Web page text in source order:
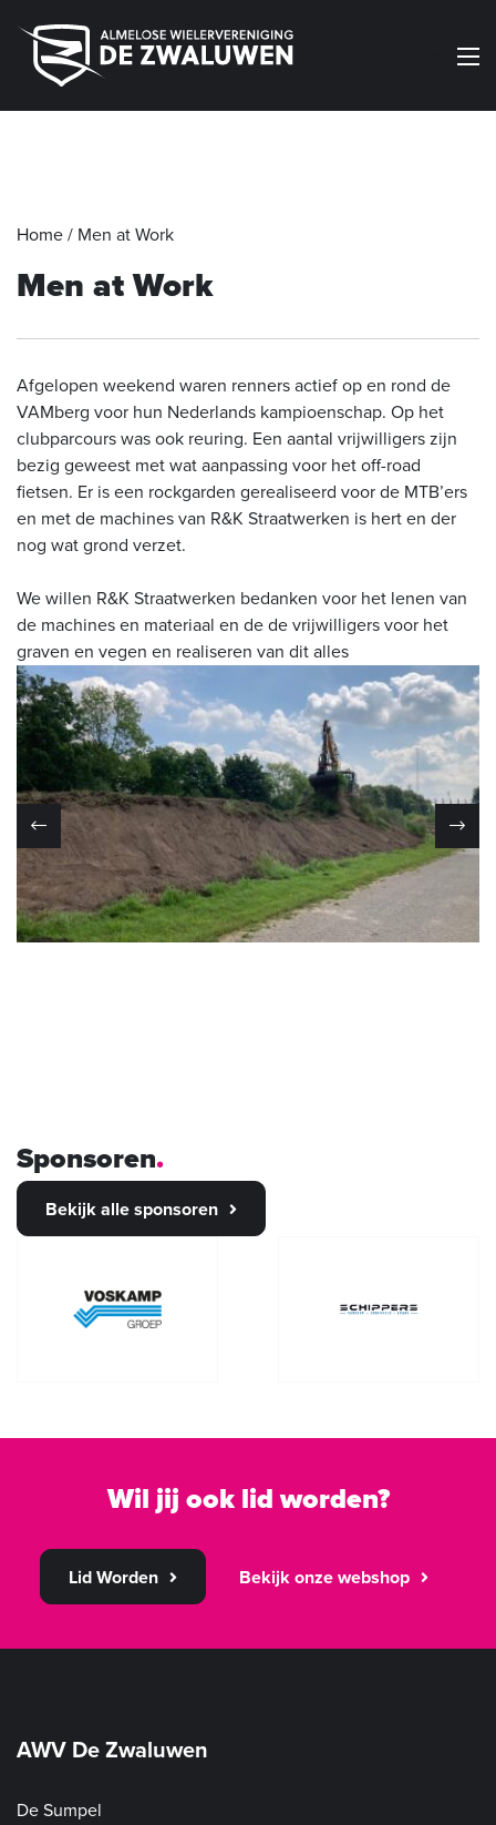
Home / Men at Work
Men at Work
Afgelopen weekend waren renners actief op en rond de
VAMberg voor hun Nederlands kampioenschap. Op het
clubparcours was ook reuring. Een aantal vrijwilligers zijn
bezig geweest met wat aanpassing voor het off-road
fietsen. Er is een rockgarden gerealiseerd voor de MTB’ers
en met de machines van R&K Straatwerken is hert en der
nog wat grond verzet.
We willen R&K Straatwerken bedanken voor het lenen van
de machines en materiaal en de de vrijwilligers voor het
graven en vegen en realiseren van dit alles
Sponsoren
Bekijk alle sponsoren
Wil jij ook lid worden?
Lid Worden Bekijk onze webshop
AWV De Zwaluwen
De Sumpel